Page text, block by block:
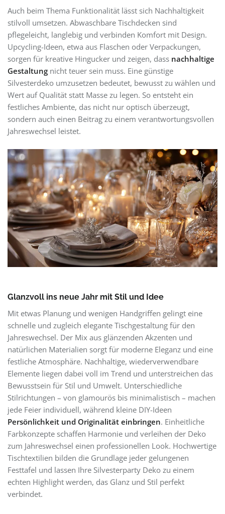
Auch beim Thema Funktionalität lässt sich Nachhaltigkeit
stilvoll umsetzen. Abwaschbare Tischdecken sind
pflegeleicht, langlebig und verbinden Komfort mit Design.
Upcycling-Ideen, etwa aus Flaschen oder Verpackungen,
sorgen für kreative Hingucker und zeigen, dass nachhaltige
Gestaltung nicht teuer sein muss. Eine günstige
Silvesterdeko umzusetzen bedeutet, bewusst zu wählen und
Wert auf Qualität statt Masse zu legen. So entsteht ein
festliches Ambiente, das nicht nur optisch überzeugt,
sondern auch einen Beitrag zu einem verantwortungsvollen
Jahreswechsel leistet.
Glanzvoll ins neue Jahr mit Stil und Idee
Mit etwas Planung und wenigen Handgriffen gelingt eine
schnelle und zugleich elegante Tischgestaltung für den
Jahreswechsel. Der Mix aus glänzenden Akzenten und
natürlichen Materialien sorgt für moderne Eleganz und eine
festliche Atmosphäre. Nachhaltige, wiederverwendbare
Elemente liegen dabei voll im Trend und unterstreichen das
Bewusstsein für Stil und Umwelt. Unterschiedliche
Stilrichtungen – von glamourös bis minimalistisch – machen
jede Feier individuell, während kleine DIY-Ideen
Persönlichkeit und Originalität einbringen. Einheitliche
Farbkonzepte schaffen Harmonie und verleihen der Deko
zum Jahreswechsel einen professionellen Look. Hochwertige
Tischtextilien bilden die Grundlage jeder gelungenen
Festtafel und lassen Ihre Silvesterparty Deko zu einem
echten Highlight werden, das Glanz und Stil perfekt
verbindet.